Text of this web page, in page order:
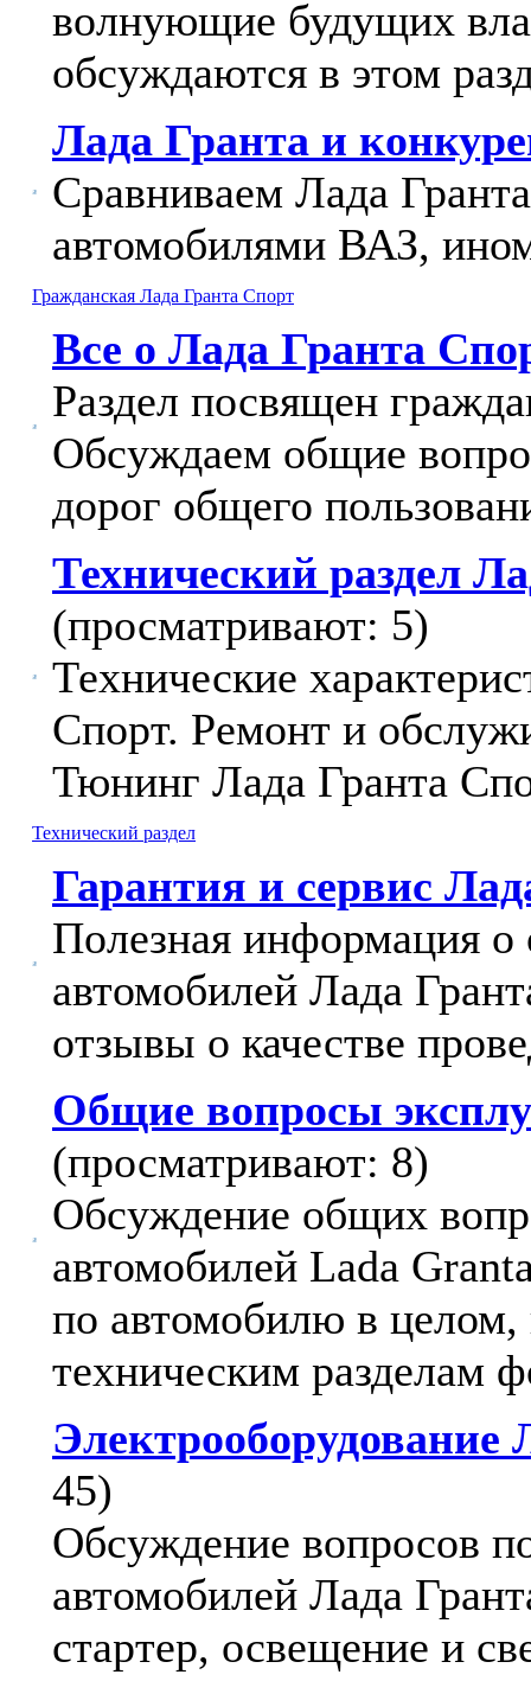
волнующие будущих
обсуждаются в этом
Лада Гранта и
Сравниваем Лада
автомобилями ВАЗ,
Гражданская Лада Гранта Спорт
Все о Лада Гранта
Раздел посвящен
Обсуждаем общие
дорог общего
Технический раздел
(просматривают: 5)
Технические
Спорт. Ремонт и
Тюнинг Лада Гранта
Технический раздел
Гарантия и сервис
Полезная информация
автомобилей Лада
отзывы о качестве
Общие вопросы
(просматривают: 8)
Обсуждение общих
автомобилей Lada
по автомобилю в
техническим разделам
Электрооборудование
45)
Обсуждение вопросов
автомобилей Лада
стартер, освещение и